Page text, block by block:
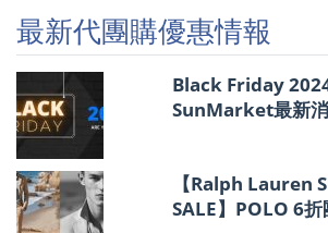
優
惠
情
報
最新代團購優惠情報
Black Friday
SunMarket最新
【Ralph Lauren
SALE】POLO 6